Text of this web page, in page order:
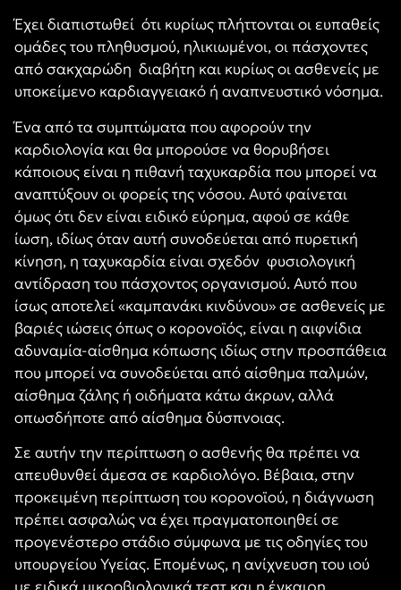
Έχει διαπιστωθεί ότι κυρίως πλήττονται οι ευπαθείς
ομάδες του πληθυσμού, ηλικιωμένοι, οι πάσχοντες
από σακχαρώδη διαβήτη και κυρίως οι ασθενείς με
υποκείμενο καρδιαγγειακό ή αναπνευστικό νόσημα.
Ένα από τα συμπτώματα που αφορούν την
καρδιολογία και θα μπορούσε να θορυβήσει
κάποιους είναι η πιθανή ταχυκαρδία που μπορεί να
αναπτύξουν οι φορείς της νόσου. Αυτό φαίνεται
όμως ότι δεν είναι ειδικό εύρημα, αφού σε κάθε
ίωση, ιδίως όταν αυτή συνοδεύεται από πυρετική
κίνηση, η ταχυκαρδία είναι σχεδόν φυσιολογική
αντίδραση του πάσχοντος οργανισμού. Αυτό που
ίσως αποτελεί «καμπανάκι κινδύνου» σε ασθενείς με
βαριές ιώσεις όπως ο κορονοϊός, είναι η αιφνίδια
αδυναμία-αίσθημα κόπωσης ιδίως στην προσπάθεια
που μπορεί να συνοδεύεται από αίσθημα παλμών,
αίσθημα ζάλης ή οιδήματα κάτω άκρων, αλλά
οπωσδήποτε από αίσθημα δύσπνοιας.
Σε αυτήν την περίπτωση ο ασθενής θα πρέπει να
απευθυνθεί άμεσα σε καρδιολόγο. Βέβαια, στην
προκειμένη περίπτωση του κορονοϊού, η διάγνωση
πρέπει ασφαλώς να έχει πραγματοποιηθεί σε
προγενέστερο στάδιο σύμφωνα με τις οδηγίες του
υπουργείου Υγείας. Επομένως, η ανίχνευση του ιού